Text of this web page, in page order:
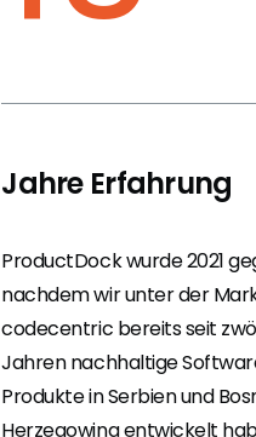
Jahre Erfahrung
ProductDock wurde 2021
nachdem wir unter der
codecentric bereits seit
Jahren nachhaltige
Produkte in Serbien und
Herzegowina entwickelt